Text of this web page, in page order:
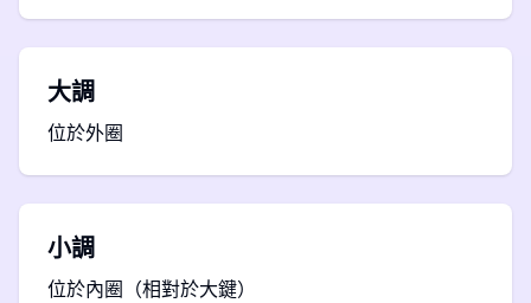
大調
位於外圈
小調
位於內圈（相對於大鍵）